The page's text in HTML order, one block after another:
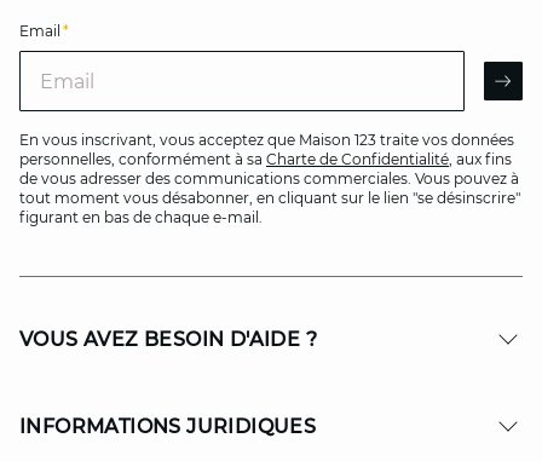
Email *
En vous inscrivant, vous acceptez que Maison 123 traite vos données
personnelles, conformément à sa Charte de Confidentialité, aux fins
de vous adresser des communications commerciales. Vous pouvez à
tout moment vous désabonner, en cliquant sur le lien "se désinscrire"
figurant en bas de chaque e-mail.
VOUS AVEZ BESOIN D'AIDE ?
INFORMATIONS JURIDIQUES